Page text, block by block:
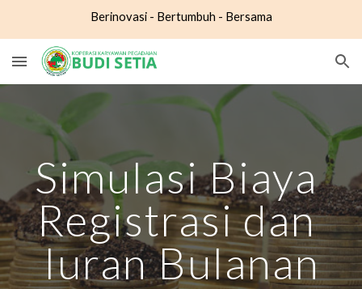
Berinovasi - Bertumbuh - Bersama
Simulasi Biaya
Registrasi dan
Iuran Bulanan